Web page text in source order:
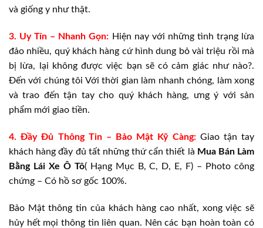
và giống y như thật.
3. Uy Tín – Nhanh Gọn: Hiện nay với những tình trạng lừa
đảo nhiều, quý khách hàng cứ hình dung bỏ vài triệu rồi mà
bị lừa, lại không được việc bạn sẽ có cảm giác như nào?.
Đến với chúng tôi Với thời gian làm nhanh chóng, làm xong
và trao đến tận tay cho quý khách hàng, ưng ý với sản
phẩm mới giao tiền.
4. Đầy Đủ Thông Tin – Bảo Mật Kỹ Càng: Giao tận tay
khách hàng đầy đủ tất những thứ cẩn thiết là Mua Bán Làm
Bằng Lái Xe Ô Tô( Hạng Mục B, C, D, E, F) – Photo công
chứng – Có hồ sơ gốc 100%.
Bảo Mật thông tin của khách hàng cao nhất, xong việc sẽ
hủy hết mọi thông tin liên quan. Nên các bạn hoàn toàn có